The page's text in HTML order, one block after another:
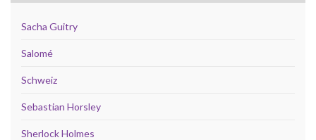
Sacha Guitry
Salomé
Schweiz
Sebastian Horsley
Sherlock Holmes